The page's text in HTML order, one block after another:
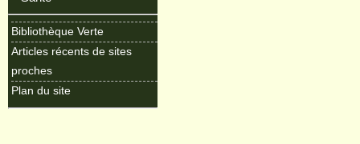
Bibliothèque Verte
Articles récents de sites
proches
Plan du site